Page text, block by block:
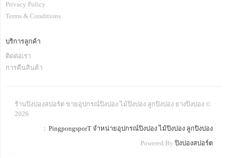
Privacy Policy
Terms & Conditions
บริการลูกค้า
ติดต่อเรา
การคืนสินค้า
ร้านปิงปองสปอร์ต ขายอุปกรณ์ปิงปอง ไม้ปิงปอง ลูกปิงปอง ยางปิงปอง ©
2026
: PingpongsporT จำหน่ายอุปกรณ์ปิงปอง ไม้ปิงปอง ลูกปิงปอง
Powered By ปิงปองสปอร์ต
.